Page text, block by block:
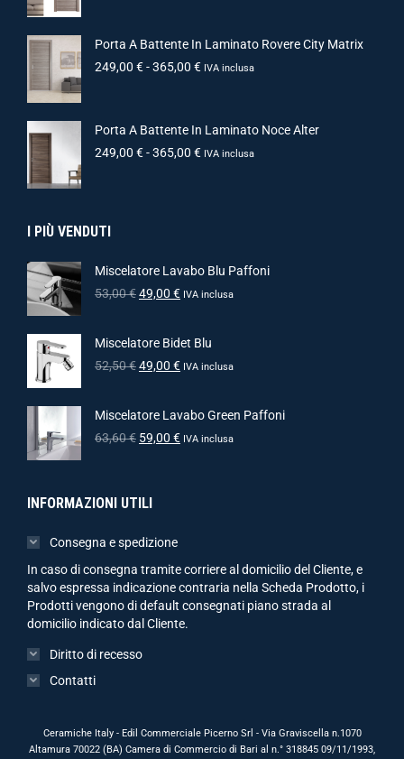
Porta A Battente In Laminato Rovere City Matrix
249,00 €-365,00 € IVA inclusa
Porta A Battente In Laminato Noce Alter
249,00 €-365,00 € IVA inclusa
I PIÙ VENDUTI
Miscelatore Lavabo Blu Paffoni
53,00€49,00 € IVA inclusa
Miscelatore Bidet Blu
52,50€49,00 € IVA inclusa
Miscelatore Lavabo Green Paffoni
63,60€ 59,00 € IVA inclusa
INFORMAZIONI UTILI
Consegna e spedizione
In caso di consegna tramite corriere al domicilio del Cliente, e
salvo espressa indicazione contraria nella Scheda Prodotto, i
Prodotti vengono di default consegnati piano strada al
domicilio indicato dal Cliente.
Diritto di recesso
Contatti
Ceramiche Italy - Edil Commerciale Picerno Srl - Via Graviscella n.1070
Altamura 70022 (BA) Camera di Commercio di Bari al n.° 318845 09/11/1993,